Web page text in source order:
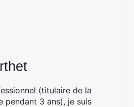
(titulaire de la
pendant 3 ans), je suis